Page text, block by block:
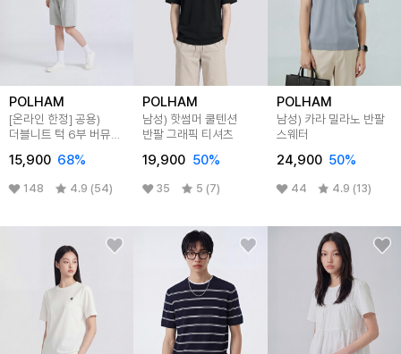
POLHAM
[온라인 한정] 공용)
더블니트 턱 6부 버뮤다
15,900 68%
148 4.9 (54)
POLHAM
남성) 핫썸머 쿨텐션
반팔 그래픽 티셔츠
19,900 50%
35 5 (7)
POLHAM
남성) 카라 밀라노 반팔
스웨터
24,900 50%
44 4.9 (13)